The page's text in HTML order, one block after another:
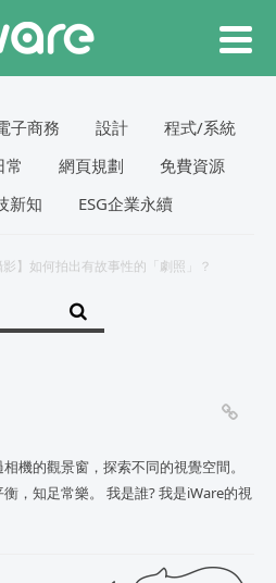
子商務 設計
程式/系統
常 網頁規劃
免費資源
新知 ESG企業永續
影】如何拍出有故事性的「劇照」？
機的觀景窗，探索不同的視覺空間。
，知足常樂。 我是誰? 我是iWare的視